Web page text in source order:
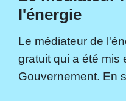
l'énergie
Le médiateur de
gratuit qui a été mis
Gouvernement. En